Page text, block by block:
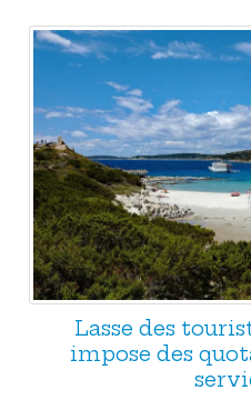
Lasse des
impose des